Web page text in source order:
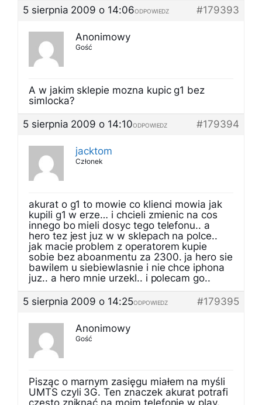
5 sierpnia 2009 o 14:06
#179393
ODPOWIEDZ
Anonimowy
Gość
A w jakim sklepie mozna kupic g1 bez
simlocka?
5 sierpnia 2009 o 14:10
#179394
ODPOWIEDZ
jacktom
Członek
akurat o g1 to mowie co klienci mowia jak
kupili g1 w erze… i chcieli zmienic na cos
innego bo mieli dosyc tego telefonu.. a
hero tez jest juz w w sklepach na polce..
jak macie problem z operatorem kupie
sobie bez aboanmentu za 2300. ja hero sie
bawilem u siebiewlasnie i nie chce iphona
juz.. a hero mnie urzekl.. i polecam go..
5 sierpnia 2009 o 14:25
#179395
ODPOWIEDZ
Anonimowy
Gość
Pisząc o marnym zasięgu miałem na myśli
UMTS czyli 3G. Ten znaczek akurat potrafi
często zniknąć na moim telefonie w play.